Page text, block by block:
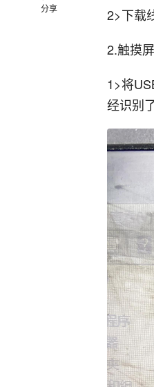
分享
2>下载
2.触摸
1>将
经识别